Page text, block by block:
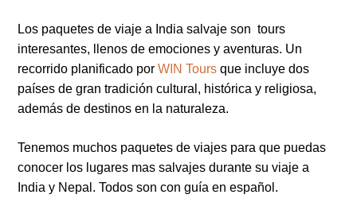
Los paquetes de viaje a India salvaje son tours
interesantes, llenos de emociones y aventuras. Un
recorrido planificado porWIN Tours que incluye dos
países de gran tradición cultural, histórica y religiosa,
además de destinos en la naturaleza.
Tenemos muchos paquetes de viajes para que puedas
conocer los lugares mas salvajes durante su viaje a
India y Nepal. Todos son con guía en español.